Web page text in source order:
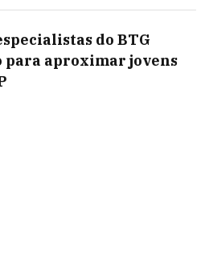
do BTG
para aproximar jovens